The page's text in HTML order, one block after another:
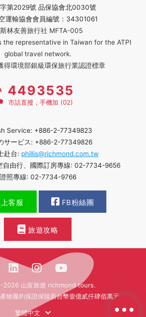
第2029號 品保協會北0030號
運輸協會會員編號：34301061
林友善旅行社 MFTA-005
the representative in Taiwan for the ATPI
global travel network.
得環境部銀級環保旅行業認證標章
4493535
市話直撥，手機加 (02)
Service: +886-2-77349823
サービス: +886-2-77349826
赴台: phillis@richmond.com.tw
自由行、國際訂房專線: 02-7734-9656
證照專線: 02-7734-9766
客服 FB粉絲團
旅遊攻略
2026 山富旅遊 richmond tours.
物履約保證保險新台幣壹億貳仟肆佰萬元
繁體中文